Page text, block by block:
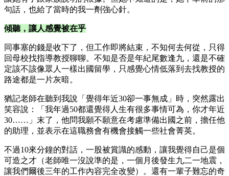
句話，也給了當時的我一劑強心針。
傾聽，讓人感覺被在乎
同事塞的錢是收下了，但工作即將結束，不知何去何從，只得
回母校找指導教授聊聊。不知是否是年紀尾數逢九，還是不確
定該不該像眾人一樣出國留學，只感覺心情低落到去找教授的
路途都是一片灰暗。
猶記老師在聽到我說「覺得年近30卻一事無成」時，突然露出
笑容說：「我年過50都還覺得人生有很多事情可為，你才年近
30……」末了，他問我願不願意在考慮準備出國之前，擔任他
的助理，並表示在這職務會有機會接觸一些社會菁英。
不過10來分鐘的對話，一股被賞識的感動，讓我覺得自己是個
可造之才（老師唯一沒說準的是，一個月後發生九二一地震，
讓我們爾後三年的工作內容完全改變）。還有一輩子難忘的奇